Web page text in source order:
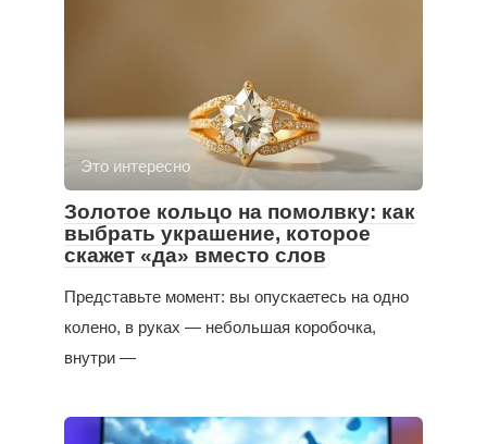
Это интересно
Золотое кольцо на помолвку: как
выбрать украшение, которое
скажет «да» вместо слов
Представьте момент: вы опускаетесь на одно
колено, в руках — небольшая коробочка,
внутри —